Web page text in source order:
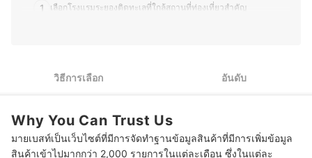
1 เลือกโรงแรมระยองติดทะเลที่ใกล้สถานที่ท่องเที่ยวสำคัญ
มีงบ
บทส่งท้าย
วิธีการเลือก อันดับ
Why You Can Trust Us
มายเบสท์เป็นเว็บไซต์ที่มีการจัดทำฐานข้อมูลสินค้าที่มีการเพิ่มข้อมูล
สินค้าเข้าไปมากกว่า 2,000 รายการในแต่ละเดือน ซึ่งในแต่ละ